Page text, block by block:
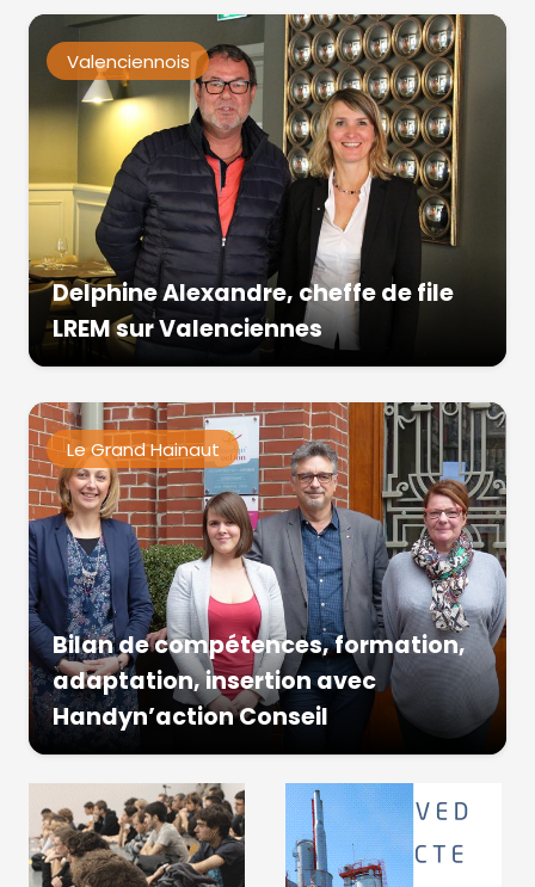
Valenciennois
Delphine Alexandre, cheffe de file
LREM sur Valenciennes
Le Grand Hainaut
Bilan de compétences, formation,
adaptation, insertion avec
Handyn’action Conseil